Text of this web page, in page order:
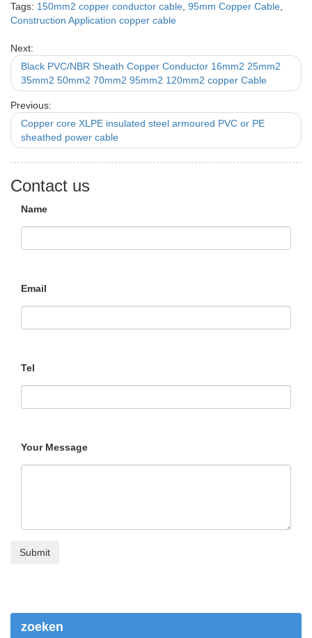
Tags: 150mm2 copper conductor cable 95mm Copper Cable
Construction Application copper cable
Next:
Black PVC/NBR Sheath Copper Conductor 16mm2 25mm2
35mm2 50mm2 70mm2 95mm2 120mm2 copper Cable
Previous:
Copper core XLPE insulated steel armoured PVC or PE
sheathed power cable
Contact us
Name
Email
Tel
Your Message
zoeken